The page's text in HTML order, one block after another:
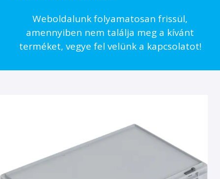
Weboldalunk folyamatosan frissül,
amennyiben nem találja meg a kívánt
terméket, vegye fel velünk a kapcsolatot!